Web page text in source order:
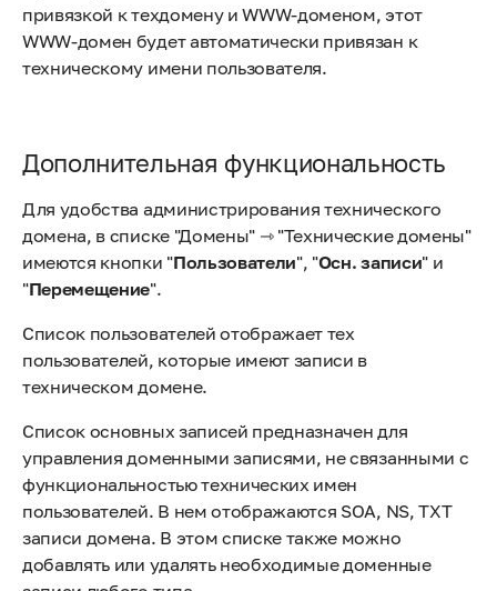
привязкой к техдомену и WWW-доменом, этот
WWW-домен будет автоматически привязан к
техническому имени пользователя.
Дополнительная функциональность
Для удобства администрирования технического
домена, в списке "Домены" ⇾ "Технические домены"
имеются кнопки "Пользователи", "Осн. записи" и
"Перемещение".
Список пользователей отображает тех
пользователей, которые имеют записи в
техническом домене.
Список основных записей предназначен для
управления доменными записями, не связанными с
функциональностью технических имен
пользователей. В нем отображаются SOA, NS, TXT
записи домена. В этом списке также можно
добавлять или удалять необходимые доменные